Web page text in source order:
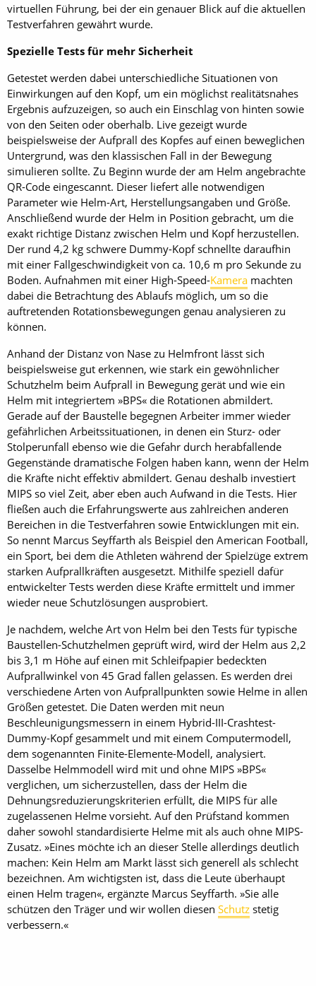
virtuellen Führung, bei der ein genauer Blick auf die aktuellen
Testverfahren gewährt wurde.
Spezielle Tests für mehr Sicherheit
Getestet werden dabei unterschiedliche Situationen von
Einwirkungen auf den Kopf, um ein möglichst realitätsnahes
Ergebnis aufzuzeigen, so auch ein Einschlag von hinten sowie
von den Seiten oder oberhalb. Live gezeigt wurde
beispielsweise der Aufprall des Kopfes auf einen beweglichen
Untergrund, was den klassischen Fall in der Bewegung
simulieren sollte. Zu Beginn wurde der am Helm angebrachte
QR-Code eingescannt. Dieser liefert alle notwendigen
Parameter wie Helm-Art, Herstellungsangaben und Größe.
Anschließend wurde der Helm in Position gebracht, um die
exakt richtige Distanz zwischen Helm und Kopf herzustellen.
Der rund 4,2 kg schwere Dummy-Kopf schnellte daraufhin
mit einer Fallgeschwindigkeit von ca. 10,6 m pro Sekunde zu
Boden. Aufnahmen mit einer High-Speed-Kamera machten
dabei die Betrachtung des Ablaufs möglich, um so die
auftretenden Rotationsbewegungen genau analysieren zu
können.
Anhand der Distanz von Nase zu Helmfront lässt sich
beispielsweise gut erkennen, wie stark ein gewöhnlicher
Schutzhelm beim Aufprall in Bewegung gerät und wie ein
Helm mit integriertem »BPS« die Rotationen abmildert.
Gerade auf der Baustelle begegnen Arbeiter immer wieder
gefährlichen Arbeitssituationen, in denen ein Sturz- oder
Stolperunfall ebenso wie die Gefahr durch herabfallende
Gegenstände dramatische Folgen haben kann, wenn der Helm
die Kräfte nicht effektiv abmildert. Genau deshalb investiert
MIPS so viel Zeit, aber eben auch Aufwand in die Tests. Hier
fließen auch die Erfahrungswerte aus zahlreichen anderen
Bereichen in die Testverfahren sowie Entwicklungen mit ein.
So nennt Marcus Seyffarth als Beispiel den American Football,
ein Sport, bei dem die Athleten während der Spielzüge extrem
starken Aufprallkräften ausgesetzt. Mithilfe speziell dafür
entwickelter Tests werden diese Kräfte ermittelt und immer
wieder neue Schutzlösungen ausprobiert.
Je nachdem, welche Art von Helm bei den Tests für typische
Baustellen-Schutzhelmen geprüft wird, wird der Helm aus 2,2
bis 3,1 m Höhe auf einen mit Schleifpapier bedeckten
Aufprallwinkel von 45 Grad fallen gelassen. Es werden drei
verschiedene Arten von Aufprallpunkten sowie Helme in allen
Größen getestet. Die Daten werden mit neun
Beschleunigungsmessern in einem Hybrid-III-Crashtest-
Dummy-Kopf gesammelt und mit einem Computermodell,
dem sogenannten Finite-Elemente-Modell, analysiert.
Dasselbe Helmmodell wird mit und ohne MIPS »BPS«
verglichen, um sicherzustellen, dass der Helm die
Dehnungsreduzierungskriterien erfüllt, die MIPS für alle
zugelassenen Helme vorsieht. Auf den Prüfstand kommen
daher sowohl standardisierte Helme mit als auch ohne MIPS-
Zusatz. »Eines möchte ich an dieser Stelle allerdings deutlich
machen: Kein Helm am Markt lässt sich generell als schlecht
bezeichnen. Am wichtigsten ist, dass die Leute überhaupt
einen Helm tragen«, ergänzte Marcus Seyffarth. »Sie alle
schützen den Träger und wir wollen diesen Schutz stetig
verbessern.«